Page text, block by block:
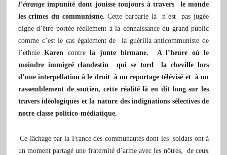
l’étrangeimpunité dont jouisse toujours à travers le monde
les crimes du communisme. Cette barbarie là n’est pas jugée
digne d’être portée réellement à la connaissance du grand public
comme c’est le cas également de la guérilla anticommuniste de
l’ethnieKaren contrela junte birmane.
A l’heure où le
moindre immigré clandestin qui se tord la cheville lors
d’une interpellation à le droit à un reportage télévisé et à un
rassemblement de soutien, cette réalité là en dit long sur les
travers idéologiques et la nature des indignations sélectives de
notre classe politico-médiatique.
Ce lâchage par la France des communautés dont les soldats ont à
un moment partagé une fraternité d’arme avec les nôtres, de ceux